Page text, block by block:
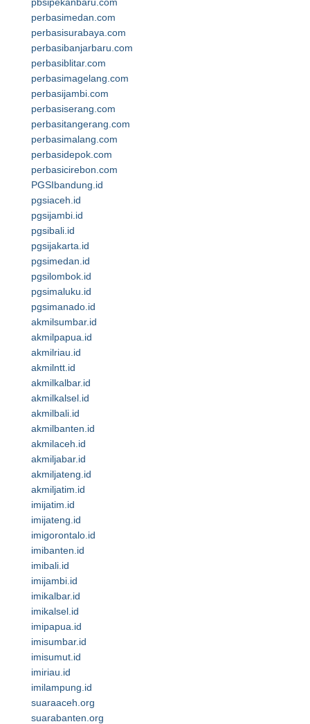
perbasimedan.com
perbasisurabaya.com
perbasibanjarbaru.com
perbasiblitar.com
perbasimagelang.com
perbasijambi.com
perbasiserang.com
perbasitangerang.com
perbasimalang.com
perbasidepok.com
perbasicirebon.com
PGSIbandung.id
pgsiaceh.id
pgsijambi.id
pgsibali.id
pgsijakarta.id
pgsimedan.id
pgsilombok.id
pgsimaluku.id
pgsimanado.id
akmilsumbar.id
akmilpapua.id
akmilriau.id
akmilntt.id
akmilkalbar.id
akmilkalsel.id
akmilbali.id
akmilbanten.id
akmilaceh.id
akmiljabar.id
akmiljateng.id
akmiljatim.id
imijatim.id
imijateng.id
imigorontalo.id
imibanten.id
imibali.id
imijambi.id
imikalbar.id
imikalsel.id
imipapua.id
imisumbar.id
imisumut.id
imiriau.id
imilampung.id
suaraaceh.org
suarabanten.org